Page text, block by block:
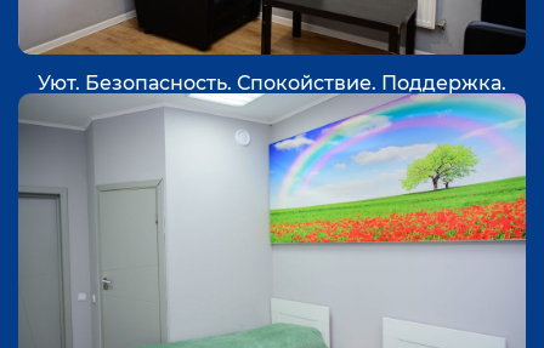
Уют. Безопасность. Спокойствие. Поддержка.